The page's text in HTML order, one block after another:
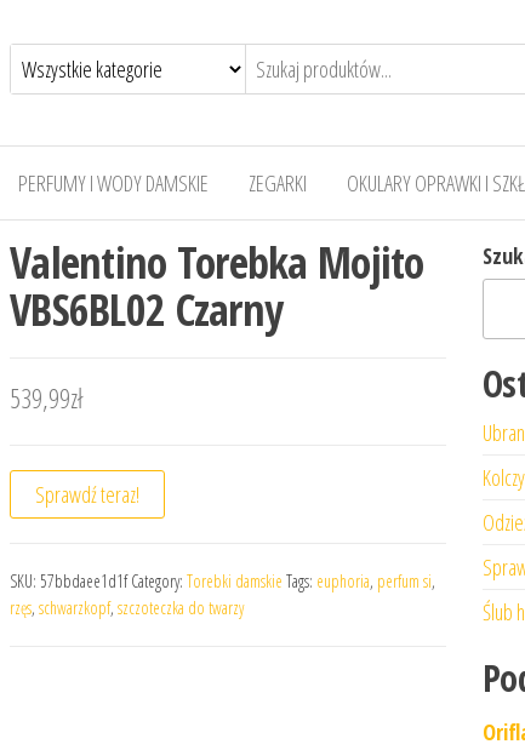
PERFUMY I WODY DAMSKIE ZEGARKI OKULARY OPRAWKI I
Valentino Torebka Mojito
VBS6BL02 Czarny
539,99zł
Sprawdź teraz!
SKU: 57bbdaee1d1f Category: Torebki damskie Tags: euphoria, perfum si,
rzęs, schwarzkopf, szczoteczka do twarzy
Ślub